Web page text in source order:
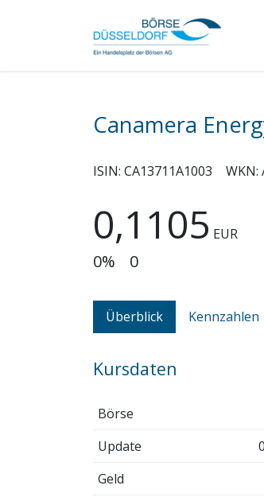
Canamera
ISIN: CA13711A1003 WKN:
0,1105 EUR
0% 0
Überblick Kennzahlen
Kursdaten
Börse
Update
Geld